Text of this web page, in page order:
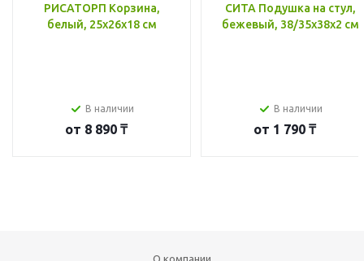
РИСАТОРП Корзина,
белый, 25x26x18 см
В наличии
от 8 890 ₸
СИТА Подушка на стул,
бежевый, 38/35x38x2 см
В наличии
от 1 790 ₸
О компании